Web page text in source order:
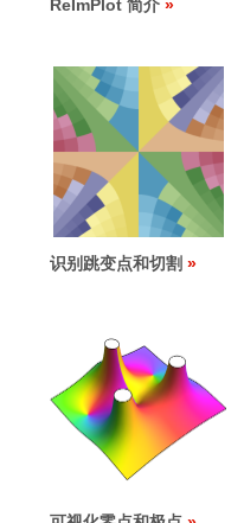
ReImPlot 简介
识别跳变点和切割